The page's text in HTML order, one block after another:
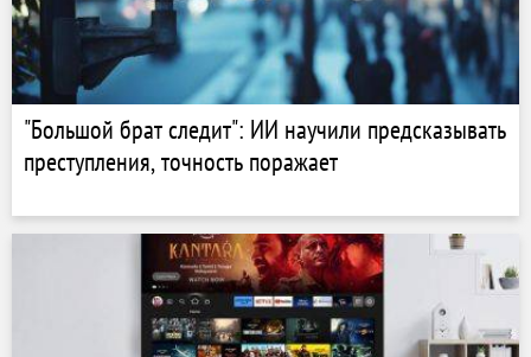
"Большой брат следит": ИИ научили предсказывать
преступления, точность поражает